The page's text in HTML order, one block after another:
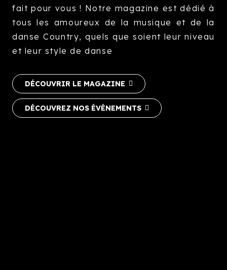
fait pour vous ! Notre magazine est dédié à
tous les amoureux de la musique et de la
danse Country, quels que soient leur niveau
et leur style de danse
DÉCOUVRIR LE MAGAZINE
DÉCOUVREZ NOS ÉVÉNEMENTS